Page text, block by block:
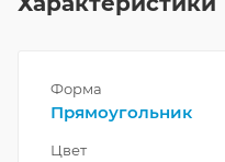
Форма
Прямоугольник
Цвет